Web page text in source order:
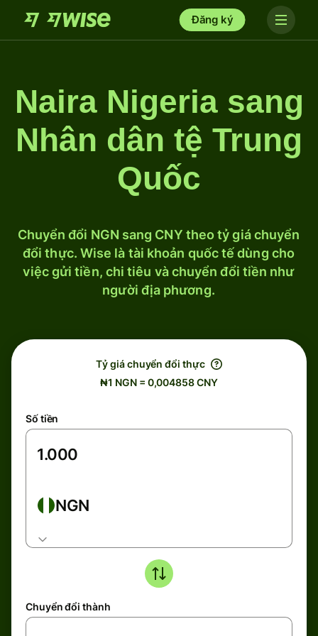
Đăng ký
Naira Nigeria sang
Nhân dân tệ Trung
Quốc
Chuyển đổi NGN sang CNY theo tỷ giá chuyển
đổi thực. Wise là tài khoản quốc tế dùng cho
việc gửi tiền, chi tiêu và chuyển đổi tiền như
người địa phương.
Tỷ giá chuyển đổi thực
₦1 NGN = 0,004858 CNY
Số tiền
NGN
Chuyển đổi thành